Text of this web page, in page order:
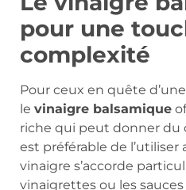
pour une
complexité
Pour ceux en quête
le vinaigre balsamique
riche qui peut donner du
est préférable de l’utiliser
vinaigre s’accorde
vinaigrettes ou les